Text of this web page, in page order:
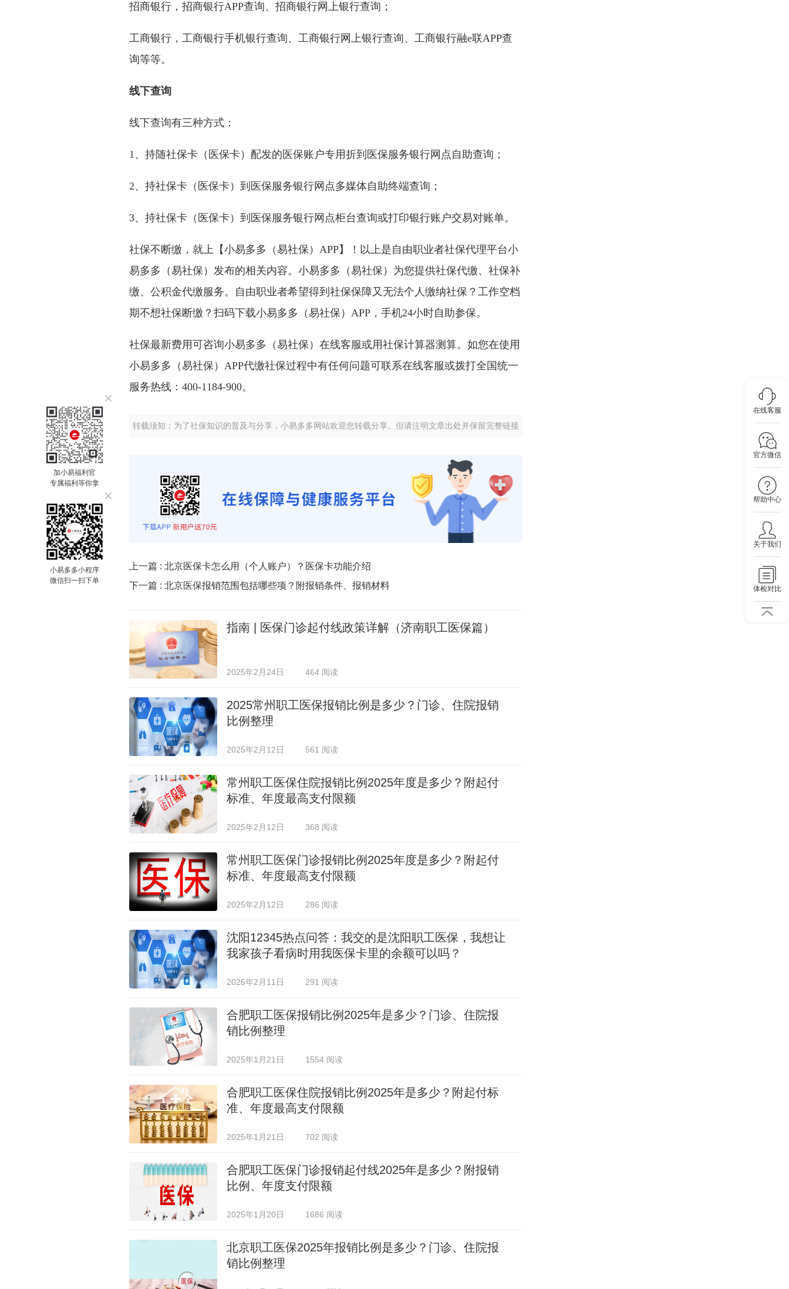
在线客服
官方微信
帮助中心
关于我们
体检对比
加小易福利官
专属福利等你拿
小易多多小程序
微信扫一扫下单
招商银行，招商银行APP查询、招商银行网上银行查询；
工商银行，工商银行手机银行查询、工商银行网上银行查询、工商银行融e联APP查
询等等。
线下查询
线下查询有三种方式：
1、持随社保卡（医保卡）配发的医保账户专用折到医保服务银行网点自助查询；
2、持社保卡（医保卡）到医保服务银行网点多媒体自助终端查询；
3、持社保卡（医保卡）到医保服务银行网点柜台查询或打印银行账户交易对账单。
社保不断缴，就上【小易多多（易社保）APP】！以上是自由职业者社保代理平台小
易多多（易社保）发布的相关内容。小易多多（易社保）为您提供社保代缴、社保补
缴、公积金代缴服务。自由职业者希望得到社保保障又无法个人缴纳社保？工作空档
期不想社保断缴？扫码下载小易多多（易社保）APP，手机24小时自助参保。
社保最新费用可咨询小易多多（易社保）在线客服或用社保计算器测算。如您在使用
小易多多（易社保）APP代缴社保过程中有任何问题可联系在线客服或拨打全国统一
服务热线：400-1184-900。
转载须知：为了社保知识的普及与分享，小易多多网站欢迎您转载分享。但请注明文章出处并保留完整链接
上一篇 : 北京医保卡怎么用（个人账户）？医保卡功能介绍
下一篇 : 北京医保报销范围包括哪些项？附报销条件、报销材料
指南 | 医保门诊起付线政策详解（济南职工医保篇）
2025年2月24日 464 阅读
2025常州职工医保报销比例是多少？门诊、住院报销
比例整理
2025年2月12日 561 阅读
常州职工医保住院报销比例2025年度是多少？附起付
标准、年度最高支付限额
2025年2月12日 368 阅读
常州职工医保门诊报销比例2025年度是多少？附起付
标准、年度最高支付限额
2025年2月12日 286 阅读
沈阳12345热点问答：我交的是沈阳职工医保，我想让
我家孩子看病时用我医保卡里的余额可以吗？
2025年2月11日 291 阅读
合肥职工医保报销比例2025年是多少？门诊、住院报
销比例整理
2025年1月21日 1554 阅读
合肥职工医保住院报销比例2025年是多少？附起付标
准、年度最高支付限额
2025年1月21日 702 阅读
合肥职工医保门诊报销起付线2025年是多少？附报销
比例、年度支付限额
2025年1月20日 1686 阅读
北京职工医保2025年报销比例是多少？门诊、住院报
销比例整理